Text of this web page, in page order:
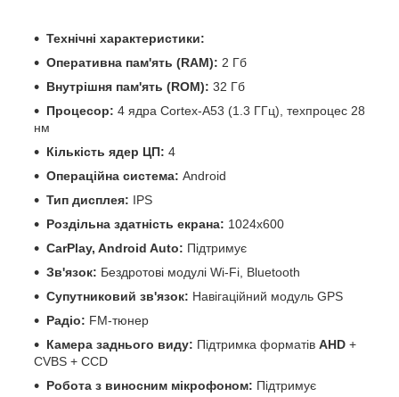
Технічні характеристики:
Оперативна пам'ять (RAM): 2 Гб
Внутрішня пам'ять (ROM): 32 Гб
Процесор: 4 ядра Cortex-A53 (1.3 ГГц), техпроцес 28
нм
Кількість ядер ЦП: 4
Операційна система: Android
Тип дисплея: IPS
Роздільна здатність екрана: 1024x600
CarPlay, Android Auto: Підтримує
Зв'язок: Бездротові модулі Wi-Fi, Bluetooth
Супутниковий зв'язок: Навігаційний модуль GPS
Радіо: FM-тюнер
Камера заднього виду: Підтримка форматів AHD +
CVBS + CCD
Робота з виносним мікрофоном: Підтримує